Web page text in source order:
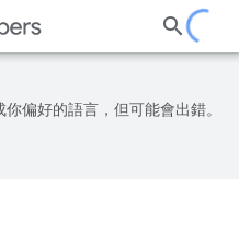
偏好的語言，但可能會出錯。